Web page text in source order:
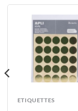
ETIQUETTES